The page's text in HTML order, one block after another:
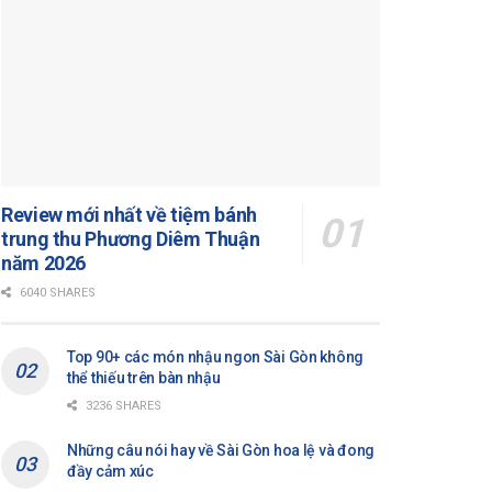
Review mới nhất về tiệm bánh
trung thu Phương Diêm Thuận
năm 2026
6040 SHARES
Top 90+ các món nhậu ngon Sài Gòn không
thể thiếu trên bàn nhậu
3236 SHARES
Những câu nói hay về Sài Gòn hoa lệ và đong
đầy cảm xúc